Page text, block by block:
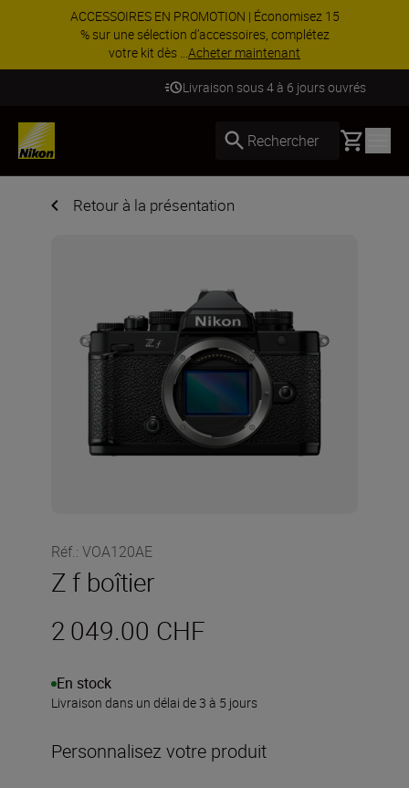
ACCESSOIRES EN PROMOTION | Économisez 15
% sur une sélection d’accessoires, complétez
votre kit dès ...Acheter maintenant
Livraison sous 4 à 6 jours ouvrés
Rechercher Basket
Retour à la présentation
Réf.: VOA120AE
Z f boîtier
2 049.00 CHF
En stock
Livraison dans un délai de 3 à 5 jours
Personnalisez votre produit